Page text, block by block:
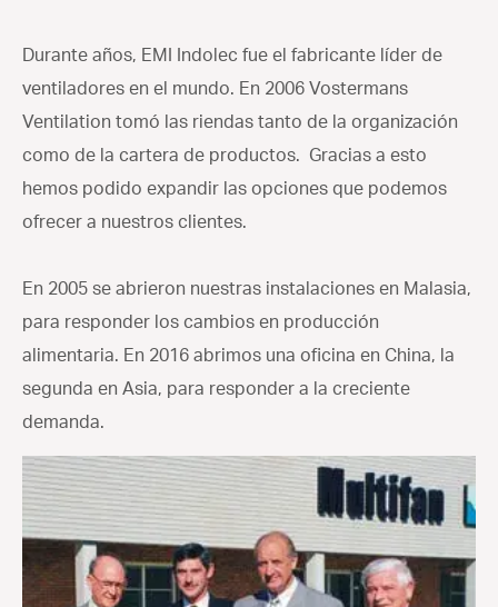
Durante años, EMI Indolec fue el fabricante líder de
ventiladores en el mundo. En 2006 Vostermans
Ventilation tomó las riendas tanto de la organización
como de la cartera de productos. Gracias a esto
hemos podido expandir las opciones que podemos
ofrecer a nuestros clientes.
En 2005 se abrieron nuestras instalaciones en Malasia,
para responder los cambios en producción
alimentaria. En 2016 abrimos una oficina en China, la
segunda en Asia, para responder a la creciente
demanda.